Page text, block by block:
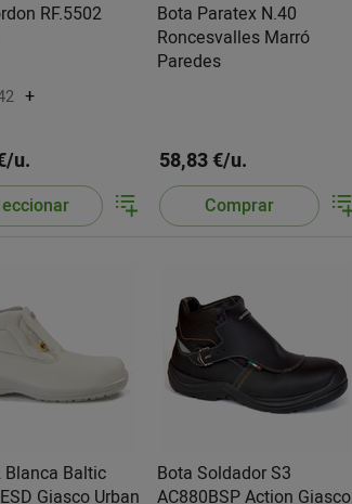
RF.5502
+
u.
Bota Paratex N.40
Roncesvalles Marró
Paredes
58,83 €/u.
Comprar
Blanca Baltic
Giasco Urban
Bota Soldador S3
AC880BSP Action Giasco